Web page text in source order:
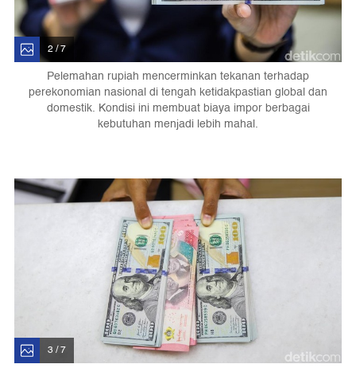
2 / 7
Pelemahan rupiah mencerminkan tekanan terhadap
perekonomian nasional di tengah ketidakpastian global dan
domestik. Kondisi ini membuat biaya impor berbagai
kebutuhan menjadi lebih mahal.
3 / 7